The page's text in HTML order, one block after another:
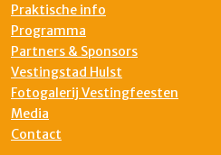
Praktische info
Programma
Partners & Sponsors
Vestingstad Hulst
Fotogalerij Vestingfeesten
Media
Contact